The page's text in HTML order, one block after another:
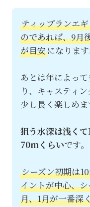
ティップランエ
のであれば、9月
が目安になります
あとは年によっ
り、キャスティ
少し長く楽しめま
狙う水深は浅く
70mくらいです。
シーズン初期は
イントが中心、
月、1月が一番深